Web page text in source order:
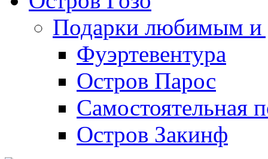
Подарки любимым и
Фуэртевентура
Остров Парос
Самостоятельная
Остров Закинф